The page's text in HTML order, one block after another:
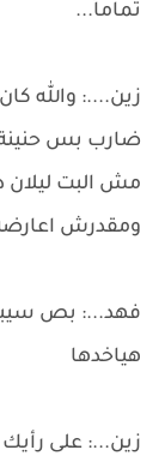
تماماً...
زين....: والله
ضارب بس
مش البت ليلان
ومقدرش اعارضه
فهد...: بص
هياخدها
زين...: على رأيك